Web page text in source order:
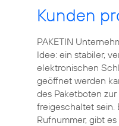
Kunden
PAKETIN
Idee: ein stabiler,
elektronischen
geöffnet werden
des Paketboten
freigeschaltet sein.
Rufnummer, gibt